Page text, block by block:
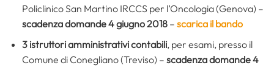
Policlinico San Martino IRCCS per l’Oncologia (Genova) –
scadenza domande 4 giugno 2018– scarica il bando
3 istruttori amministrativicontabili, per esami, presso il
Comune di Conegliano (Treviso) – scadenza domande 4